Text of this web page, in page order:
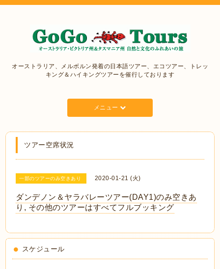
オーストラリア、メルボルン発着の日本語ツアー、エコツアー、トレッ
キング＆ハイキングツアーを催行しております
メニュー
ツアー空席状況
一部のツアーのみ空きあり 2020-01-21 (火)
ダンデノン＆ヤラバレーツアー(DAY1)のみ空きあ
り, その他のツアーはすべてフルブッキング
スケジュール